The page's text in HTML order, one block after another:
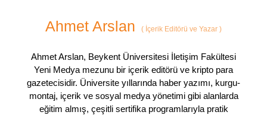
Ahmet Arslan ( İçerik Editörü ve Yazar )
Ahmet Arslan, Beykent Üniversitesi İletişim Fakültesi
Yeni Medya mezunu bir içerik editörü ve kripto para
gazetecisidir. Üniversite yıllarında haber yazımı, kurgu-
montaj, içerik ve sosyal medya yönetimi gibi alanlarda
eğitim almış, çeşitli sertifika programlarıyla pratik